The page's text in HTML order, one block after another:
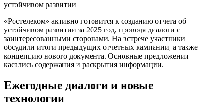
«Ростелеком» активно готовится к созданию отчета об
устойчивом развитии за 2025 год, проводя диалоги с
заинтересованными сторонами. На встрече участники
обсудили итоги предыдущих отчетных кампаний, а также
концепцию нового документа. Основные предложения
касались содержания и раскрытия информации.
Ежегодные диалоги и новые
технологии